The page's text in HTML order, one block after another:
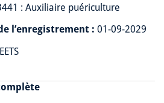
: Auxiliaire puériculture
l’enregistrement : 01-09-2029